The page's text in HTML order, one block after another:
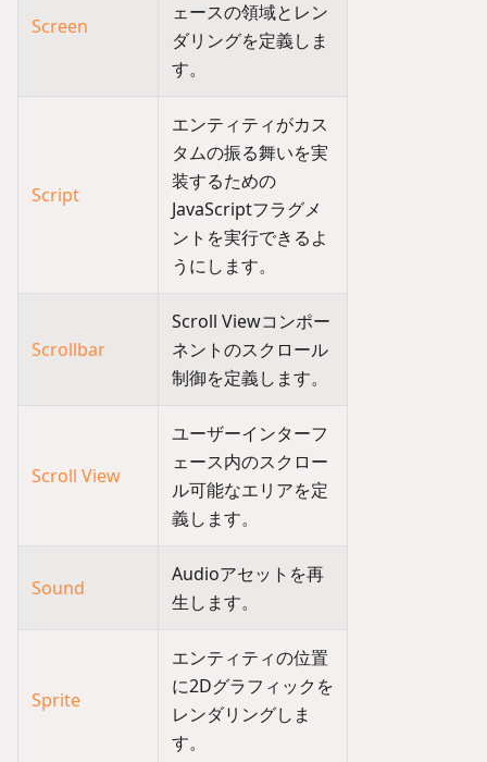
Screen
ェースの領域とレン
ダリングを定義しま
す。
Script
エンティティがカス
タムの振る舞いを実
装するための
JavaScriptフラグメ
ントを実行できるよ
うにします。
Scrollbar
Scroll Viewコンポー
ネントのスクロール
制御を定義します。
Scroll View
ユーザーインターフ
ェース内のスクロー
ル可能なエリアを定
義します。
Sound
Audioアセットを再
生します。
Sprite
エンティティの位置
に2Dグラフィックを
レンダリングしま
す。